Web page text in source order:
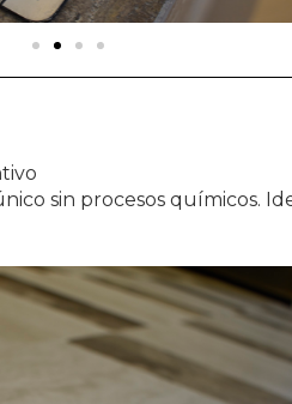
sin procesos químicos.